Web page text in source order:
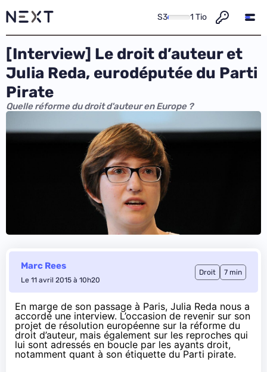
S3 1 Tio
[Interview] Le droit d’auteur et
Julia Reda, eurodéputée du Parti
Pirate
Quelle réforme du droit d'auteur en Europe ?
Marc Rees
Le 11 avril 2015 à 10h20
Droit 7 min
En marge de son passage à Paris, Julia Reda nous a
accordé une interview. L’occasion de revenir sur son
projet de résolution européenne sur la réforme du
droit d’auteur, mais également sur les reproches qui
lui sont adressés en boucle par les ayants droit,
notamment quant à son étiquette du Parti pirate.